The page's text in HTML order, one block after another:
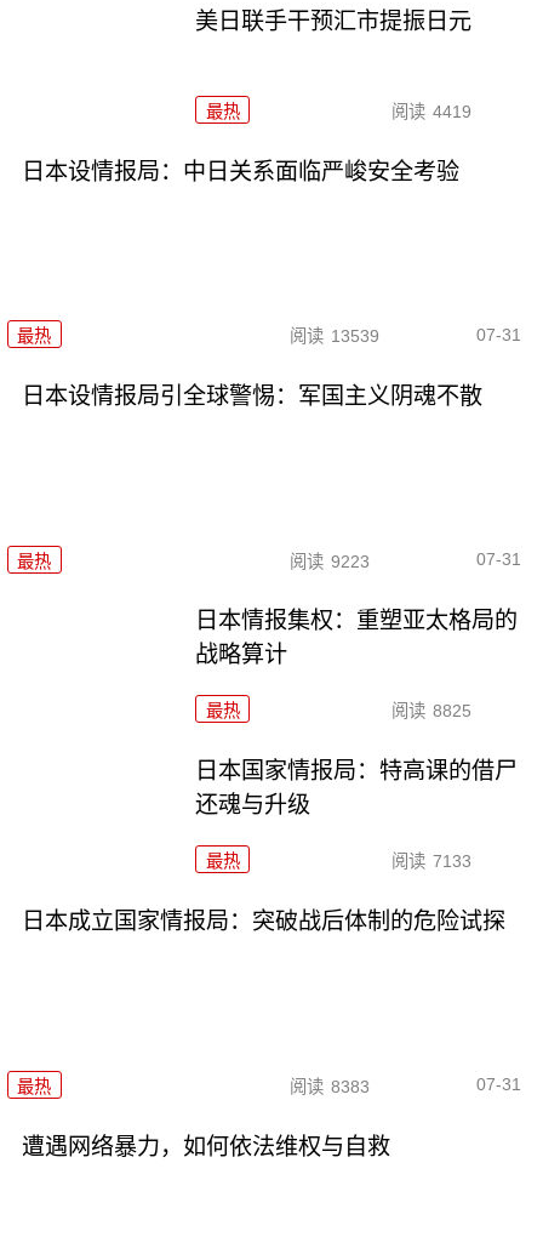
美日联手干预汇市提振日元
最热 阅读 4419
日本设情报局：中日关系面临严峻安全考验
最热 阅读 13539 07-31
日本设情报局引全球警惕：军国主义阴魂不散
最热 阅读 9223 07-31
日本情报集权：重塑亚太格局的
战略算计
最热 阅读 8825
日本国家情报局：特高课的借尸
还魂与升级
最热 阅读 7133
日本成立国家情报局：突破战后体制的危险试探
最热 阅读 8383 07-31
遭遇网络暴力，如何依法维权与自救